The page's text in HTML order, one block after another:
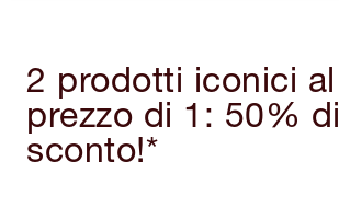
2 prodotti iconici al
prezzo di 1: 50% di
sconto!*